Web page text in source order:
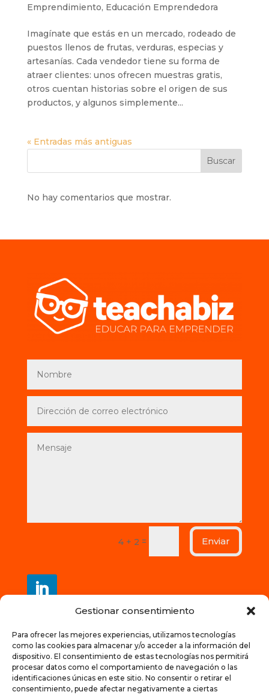
Gestionar consentimiento
Para ofrecer las mejores experiencias, utilizamos tecnologías
como las cookies para almacenar y/o acceder a la información del
dispositivo. El consentimiento de estas tecnologías nos permitirá
procesar datos como el comportamiento de navegación o las
identificaciones únicas en este sitio. No consentir o retirar el
consentimiento, puede afectar negativamente a ciertas
Emprendimiento, Educación Emprendedora
Imagínate que estás en un mercado, rodeado de
puestos llenos de frutas, verduras, especias y
artesanías. Cada vendedor tiene su forma de
atraer clientes: unos ofrecen muestras gratis,
otros cuentan historias sobre el origen de sus
productos, y algunos simplemente...
« Entradas más antiguas
Buscar
No hay comentarios que mostrar.
4 + 2 = Enviar
Contacto
+34 628147973
start@teachabiz.com